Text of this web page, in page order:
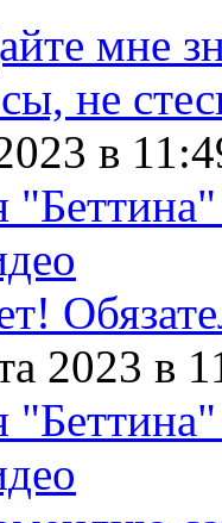
мне
не
в
2023 в